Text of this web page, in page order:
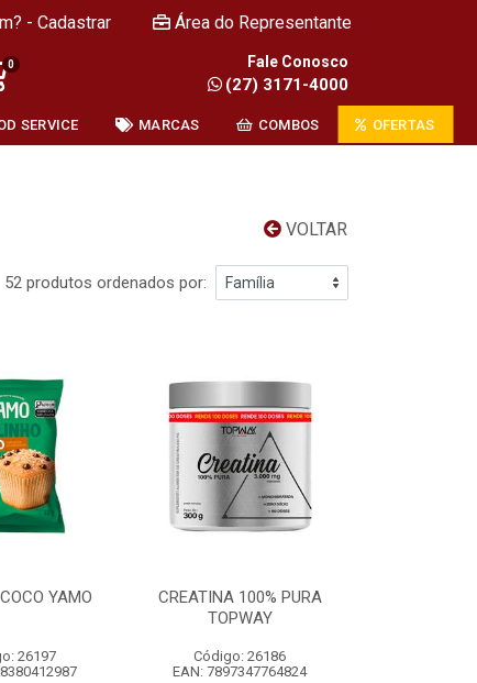
- Cadastrar Área do Representante
0 Fale Conosco
(27) 3171-4000
SERVICE MARCAS COMBOS OFERTAS
VOLTAR
52 produtos ordenados por:
YAMO
26197
CREATINA 100% PURA
TOPWAY
Código: 26186
EAN: 7897347764824